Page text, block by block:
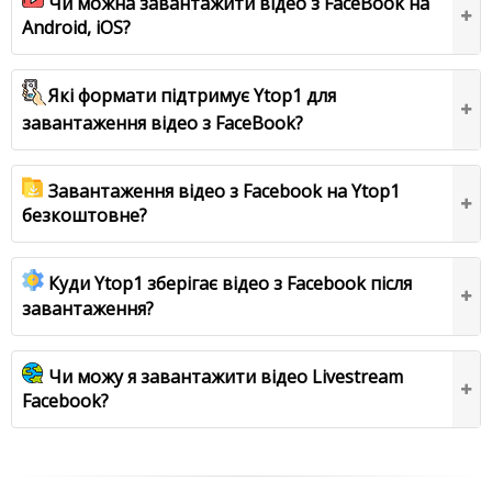
Android, iOS?
Які формати підтримує Ytop1 для
завантаження відео з FaceBook?
Завантаження відео з Facebook на Ytop1
безкоштовне?
Куди Ytop1 зберігає відео з Facebook після
завантаження?
Чи можу я завантажити відео Livestream
Facebook?